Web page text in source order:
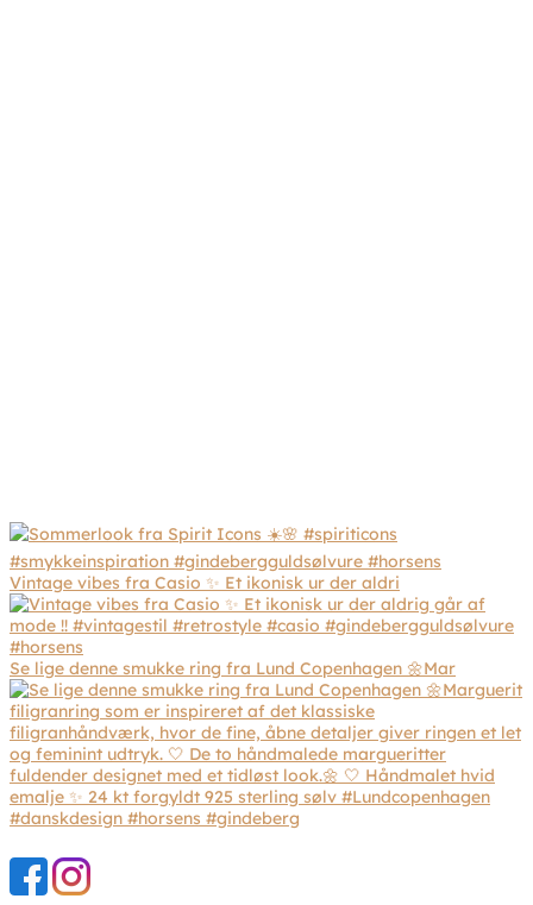
Vintage vibes fra Casio ✨ Et ikonisk ur der aldri
Se lige denne smukke ring fra Lund Copenhagen 🌼Mar